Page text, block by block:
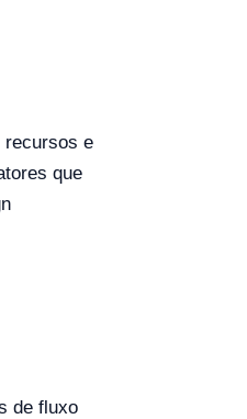
recursos e
que
de fluxo